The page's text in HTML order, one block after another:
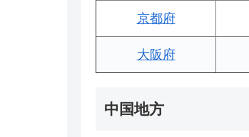
京都府
大阪府
中国地方